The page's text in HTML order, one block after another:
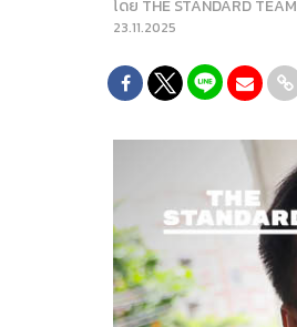
โดย THE STANDARD TEAM
23.11.2025